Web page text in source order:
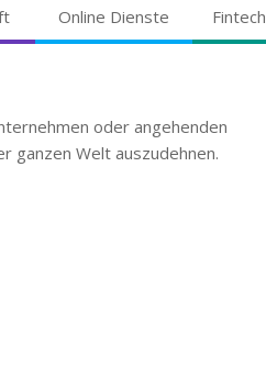
Online Dienste Fintech
oder angehenden
ganzen Welt auszudehnen.